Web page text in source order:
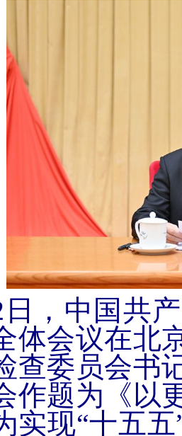
日，中国共
体会议在北
查委员会书
作题为《以
实现“十五